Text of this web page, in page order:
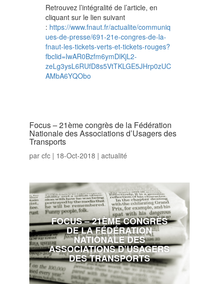
Retrouvez l’intégralité de l’article, en
cliquant sur le lien suivant
: https://www.fnaut.fr/actualite/communiq
ues-de-presse/691-21e-congres-de-la-
fnaut-les-tickets-verts-et-tickets-rouges?
fbclid=IwAR0Bzfm6ymDlKjL2-
zeLg3ysL6RUfD8s5VtTKLGE5JHrp0zUC
AMbA6YQObo
Focus – 21ème congrès de la Fédération
Nationale des Associations d’Usagers des
Transports
par cfc| 18-Oct-2018 | actualité
FOCUS – 21ÈME CONGRÈS
DE LA FÉDÉRATION
NATIONALE DES
ASSOCIATIONS D’USAGERS
DES TRANSPORTS